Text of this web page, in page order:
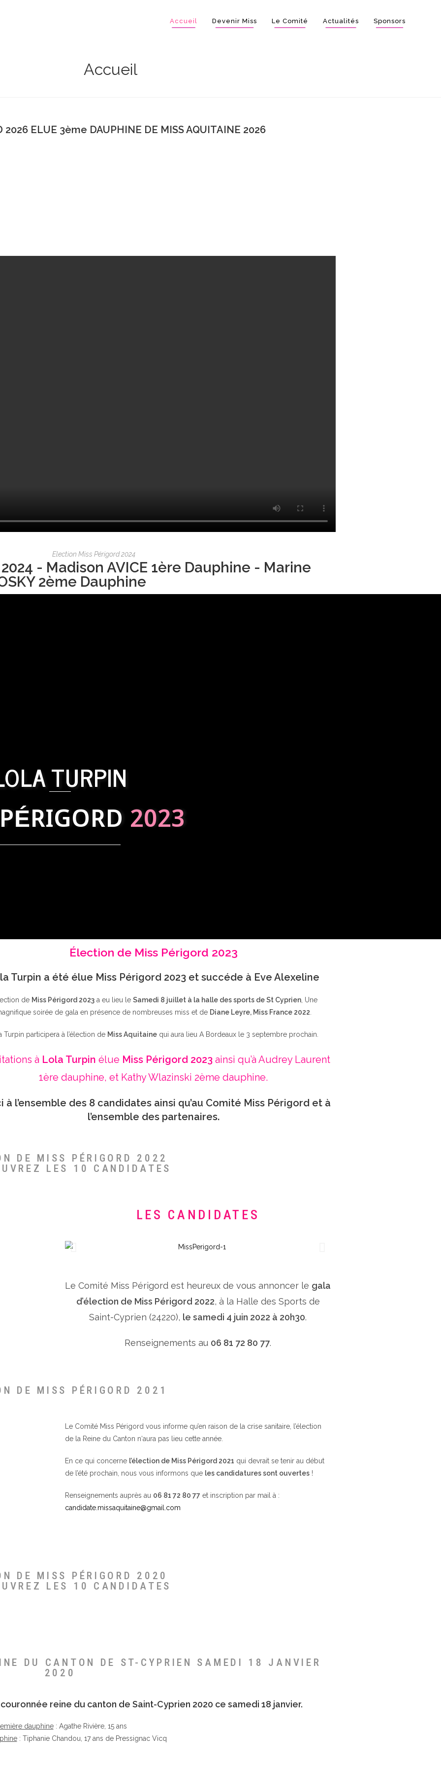
Accueil Devenir Miss Le Comité Actualités Sponsors
Accueil
2026 ELUE 3ème DAUPHINE DE MISS AQUITAINE 2026
Election Miss Périgord 2024
- Madison AVICE 1ère Dauphine - Marine
2ème Dauphine
TURPIN
2023
Élection de Miss Périgord 2023
Turpin a été élue Miss Périgord 2023 et succéde à Eve Alexeline
de Miss Périgord 2023a eu lieu le Samedi 8 juillet à la halle des sports de St Cyprien, Une
soirée de gala en présence de nombreuses miss et de Diane Leyre, Miss France 2022
Turpin participera à l’élection de Miss Aquitaine qui aura lieu A Bordeaux le 3 septembre prochain.
à Lola Turpin élue Miss Périgord 2023ainsi qu’à Audrey Laurent
1ère dauphine, et Kathy Wlazinski 2ème dauphine.
à l’ensemble des 8 candidates ainsi qu’au Comité Miss Périgord et à
l’ensemble des partenaires.
DE MISS PÉRIGORD 2022
LES 10 CANDIDATES
LES CANDIDATES
Le Comité Miss Périgord est heureux de vous annoncer le gala
d’élection de Miss Périgord 2022, à la Halle des Sports de
Saint-Cyprien (24220), le samedi 4 juin 2022 à 20h30.
Renseignements au 06 81 72 80 77.
DE MISS PÉRIGORD 2021
Le Comité Miss Périgord vous informe qu’en raison de la crise sanitaire, l’élection
de la Reine du Canton n‘aura pas lieu cette année.
En ce qui concerne l’élection de Miss Périgord 2021 qui devrait se tenir au début
de l’été prochain, nous vous informons que les candidatures sont ouvertes !
Renseignements auprès au 06 81 72 80 77 et inscription par mail à :
candidate.missaquitaine@gmail.com
DE MISS PÉRIGORD 2020
LES 10 CANDIDATES
DU CANTON DE ST-CYPRIEN SAMEDI 18 JANVIER
2020
couronnée reine du canton de Saint-Cyprien 2020 ce samedi 18 janvier.
dauphine: Agathe Rivière, 15 ans
: Tiphanie Chandou, 17 ans de Pressignac Vicq